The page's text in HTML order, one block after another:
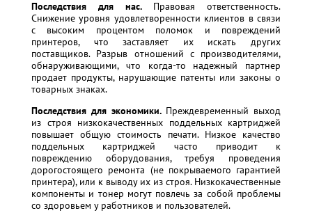
Последствия для нас.Правовая ответственность.
Снижение уровня удовлетворенности клиентов в связи
с высоким процентом поломок и повреждений
принтеров, что заставляет их искать других
поставщиков. Разрыв отношений с производителями,
обнаруживающими, что когда-то надежный партнер
продает продукты, нарушающие патенты или законы о
товарных знаках.
Последствия для экономики.Преждевременный выход
из строя низкокачественных поддельных картриджей
повышает общую стоимость печати. Низкое качество
поддельных картриджей часто приводит к
повреждению оборудования, требуя проведения
дорогостоящего ремонта (не покрываемого гарантией
принтера), или к выводу их из строя. Низкокачественные
компоненты и тонер могут повлечь за собой проблемы
со здоровьем у работников и пользователей.